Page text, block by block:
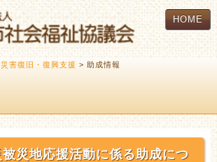
HOME
災害復旧・復興支援 > 助成情報
災地応援活動に係る助成につ